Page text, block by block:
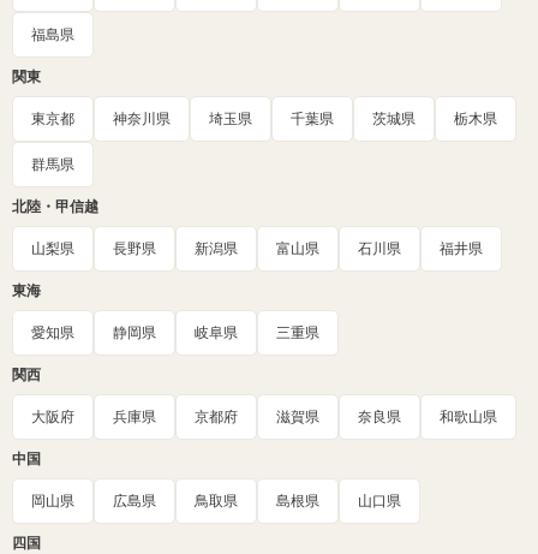
福島県
関東
東京都 神奈川県 埼玉県 千葉県 茨城県 栃木県
群馬県
北陸・甲信越
山梨県 長野県 新潟県 富山県 石川県 福井県
東海
愛知県 静岡県 岐阜県 三重県
関西
大阪府 兵庫県 京都府 滋賀県 奈良県 和歌山県
中国
岡山県 広島県 鳥取県 島根県 山口県
四国